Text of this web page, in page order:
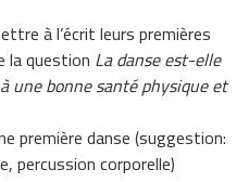
à l’écrit leurs premières
la question La danse est-elle
une bonne santé physique et
première danse (suggestion:
percussion corporelle)